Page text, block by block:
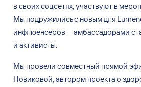
в своих соцсетях, участвуют в
Мы подружились с новым для
инфлюенсеров —амбассадорами
и активисты.
Мы провели совместный прямой
Новиковой, автором проекта о